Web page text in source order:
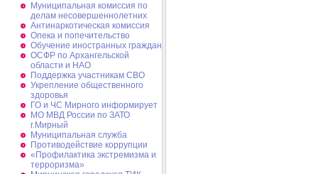
Муниципальная комиссия по
делам несовершеннолетних
Антинаркотическая комиссия
Опека и попечительство
Обучение иностранных граждан
ОСФР по Архангельской
области и НАО
Поддержка участникам СВО
Укрепление общественного
здоровья
ГО и ЧС Мирного информирует
МО МВД России по ЗАТО
г.Мирный
Муниципальная cлужба
Противодействие коррупции
«Профилактика экстремизма и
терроризма»